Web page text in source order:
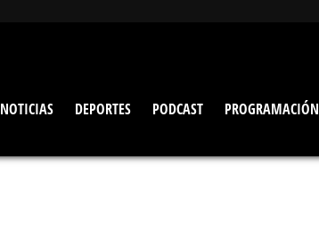
NOTICIAS DEPORTES PODCAST PROGRAMACIÓN